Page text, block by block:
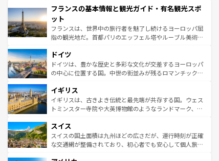
ませてくれるイタリアで、忘れられない旅をしてみよう！
なお、新着のイタリア情報は
しい。
文化が根付くこの国では、情熱的なフラメンコ、熱気あふ
れる闘牛、そして美味しいタパスが生活の一部となってい
る。首都マドリードの洗練された雰囲気や、バルセロナの
アートに溢れた街角から、地方では古代ローマ遺跡や中世
せる。地方によって風土や気候が異なるスペインはその個
性で訪れる人を魅了する。 なお、新着のスペイン情報は コ
ンテンツ一覧を参照してほしい。
フランスの基本情報と観光ガイド・有名観光スポ
ット
フランスは、世界中の旅行者を魅了し続けるヨーロッパ屈
指の観光地だ。首都パリのエッフェル塔やルーブル美術館
で、幅広い魅力が詰まっている。華麗な宮殿、歴史的な大
聖堂、美しいビーチ、そして豊かな自然が、訪れる者を心
から魅了する。また、フランスは美食の国としても知ら
いる。シャンパンの発祥地であるランス、プロヴァンスの
香り高いラベンダー畑など、多彩な楽しみ方が可能だ。さ
らに、パリ以外の地域にも魅力が溢れており、どの街角に
れる地方に足を運ぶとそれぞれで全く異なる文化を体験で
きるだろう。 なお、新着のフランス情報はコンテンツ一覧
を参照してほしい。
ドイツ
ドイツは、豊かな歴史と多彩な文化が交差するヨーロッパ
の中心に位置する国。中世の街並みが残るロマンチック街
顔を持つこの国は、どこを歩いても飽きることがない。ベ
ルリンの文化的活気、バイエルン州のアルプスの絶景、そ
してライン川沿いのワイン畑といった風景は必見。ビール
は、お酒好きな人にはぜひ体験してほしい。 なお、新着の
ドイツ情報はコンテンツ一覧を参照してほしい。
イギリス
イギリスは、古きよき伝統と最先端が共存する国。ウェス
トミンスター寺院や大英博物館のようなランドマーク、歴
リアごとに異なる魅力がある。また、優雅なアフタヌーン
ティー、ビール好きにはたまらない英国パブ、サッカー観
戦など、本場だからこそできる体験も豊富。イギリスを旅
スイス
スイスの国土面積は九州ほどの広さだが、運行時刻が正確
な交通網が整備されており、初心者でも安心して個人旅行